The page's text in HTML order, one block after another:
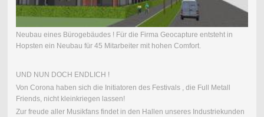
Neubau eines Bürogebäudes ! Für die Firma Geocapture entsteht in
Hopsten ein Neubau für 45 Mitarbeiter mit hohen Comfort.
UND NUN DOCH ENDLICH !
Von Corona haben sich die Initiatoren des Festivals , die Full Metall
Friends, nicht kleinkriegen lassen!
Zur freude aller Musikfans findet in den Hallen unseres Industriekunden